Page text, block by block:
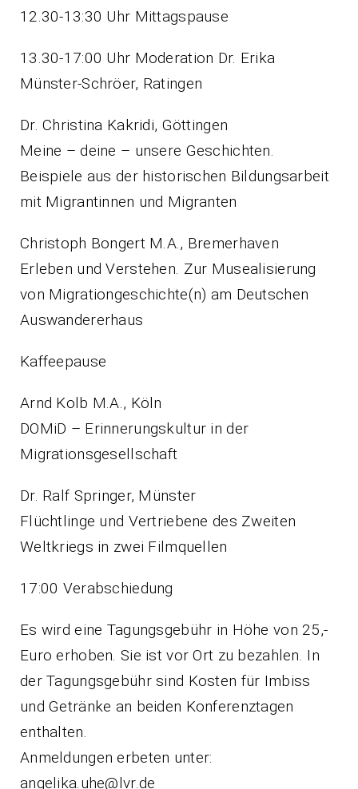
12.30-13:30 Uhr Mittagspause
13.30-17:00 Uhr Moderation Dr. Erika
Münster-Schröer, Ratingen
Dr. Christina Kakridi, Göttingen
Meine – deine – unsere Geschichten.
Beispiele aus der historischen Bildungsarbeit
mit Migrantinnen und Migranten
Christoph Bongert M.A., Bremerhaven
Erleben und Verstehen. Zur Musealisierung
von Migrationgeschichte(n) am Deutschen
Auswandererhaus
Kaffeepause
Arnd Kolb M.A., Köln
DOMiD – Erinnerungskultur in der
Migrationsgesellschaft
Dr. Ralf Springer, Münster
Flüchtlinge und Vertriebene des Zweiten
Weltkriegs in zwei Filmquellen
17:00 Verabschiedung
Es wird eine Tagungsgebühr in Höhe von 25,-
Euro erhoben. Sie ist vor Ort zu bezahlen. In
der Tagungsgebühr sind Kosten für Imbiss
und Getränke an beiden Konferenztagen
enthalten.
Anmeldungen erbeten unter:
angelika.uhe@lvr.de